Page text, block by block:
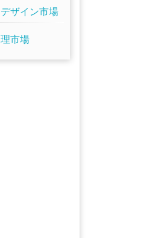
ザイン市場
市場